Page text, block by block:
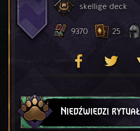
skellige deck
9370 25
Niedźwiedzi rytuał